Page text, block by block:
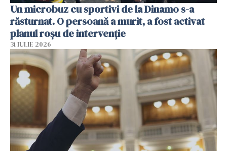
Un microbuz cu sportivi de la Dinamo s-a
răsturnat. O persoană a murit, a fost activat
planul roșu de intervenție
31 IULIE 2026